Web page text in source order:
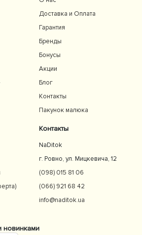
Доставка и Оплата
Гарантия
Бренды
Бонусы
Акции
Блог
Контакты
Пакунок малюка
Контакты
NaDitok
г. Ровно, ул. Мицкевича, 12
(098) 015 81 06
(066) 921 68 42
info@naditok.ua
новинками